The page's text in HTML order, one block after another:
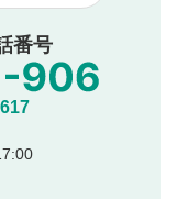
稿
特定できる情報の
広告・宣伝を目
他の知的財産
番号